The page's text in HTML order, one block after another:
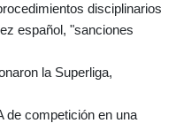
disciplinarios
español, "sanciones
la Superliga,
de competición en una